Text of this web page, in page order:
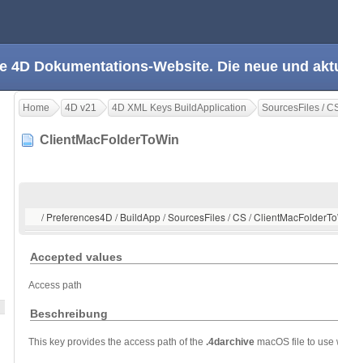
4D Dokumentations-Website. Die neue und
Home 4D v21 4D XML Keys BuildApplication SourcesFiles /
ClientMacFolderToWin
/ Preferences4D / BuildApp / SourcesFiles / CS /
Accepted values
Access path
Beschreibung
This key provides the access path of the .4darchive macOS file to use